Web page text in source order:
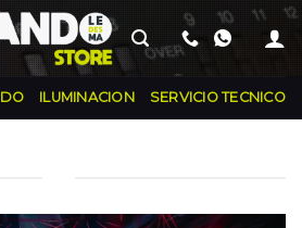
ILUMINACION SERVICIO TECNICO